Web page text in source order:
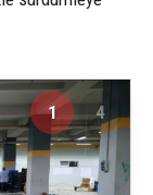
1 4